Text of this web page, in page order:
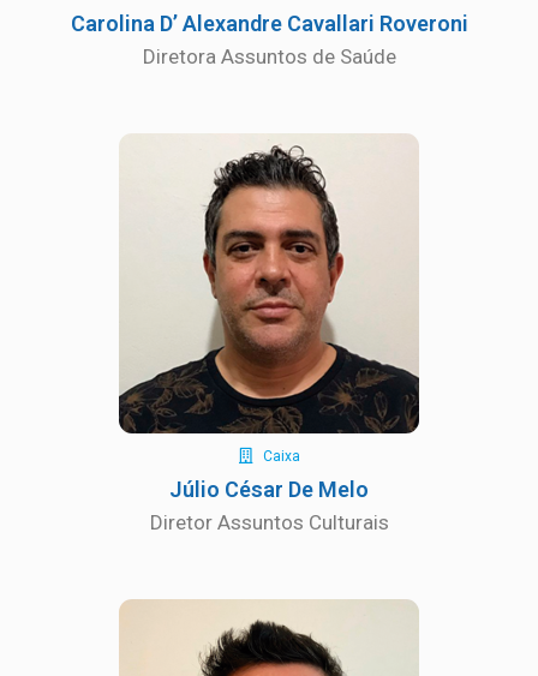
Carolina D’ Alexandre Cavallari Roveroni
Diretora Assuntos de Saúde
Caixa
Júlio César De Melo
Diretor Assuntos Culturais